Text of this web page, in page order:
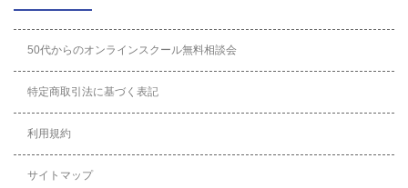
50代からのオンラインスクール無料相談会
特定商取引法に基づく表記
利用規約
サイトマップ